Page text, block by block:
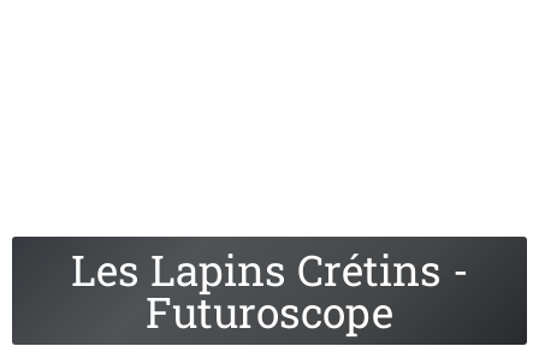
Les Lapins Crétins -
Futuroscope